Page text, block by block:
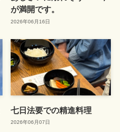
が満開です。
2026年06月16日
七日法要での精進料理
2026年06月07日